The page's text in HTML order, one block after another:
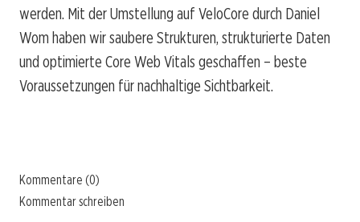
werden. Mit der Umstellung auf VeloCore durch Daniel
Wom haben wir saubere Strukturen, strukturierte Daten
und optimierte Core Web Vitals geschaffen – beste
Voraussetzungen für nachhaltige Sichtbarkeit.
Kommentare (0)
Kommentar schreiben